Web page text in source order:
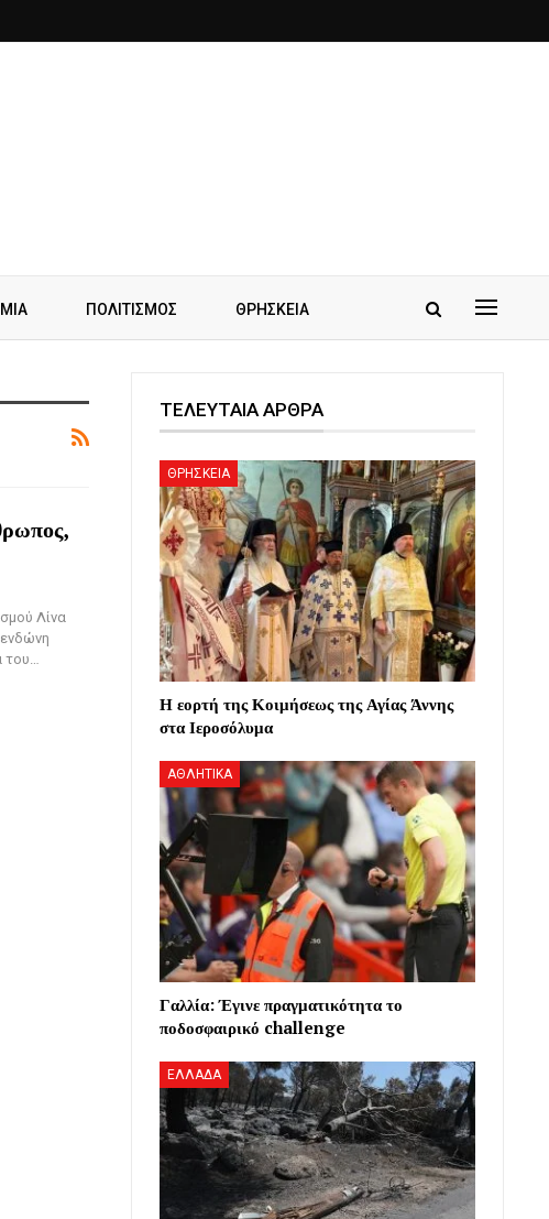
ΠΟΛΙΤΙΣΜΟΣ ΘΡΗΣΚΕΙΑ
Λίνα
του…
ΤΕΛΕΥΤΑΙΑ ΑΡΘΡΑ
ΘΡΗΣΚΕΙΑ
Η εορτή της Κοιμήσεως της Αγίας Άννης
στα Ιεροσόλυμα
ΑΘΛΗΤΙΚΑ
Γαλλία: Έγινε πραγματικότητα το
ποδοσφαιρικό challenge
ΕΛΛΑΔΑ